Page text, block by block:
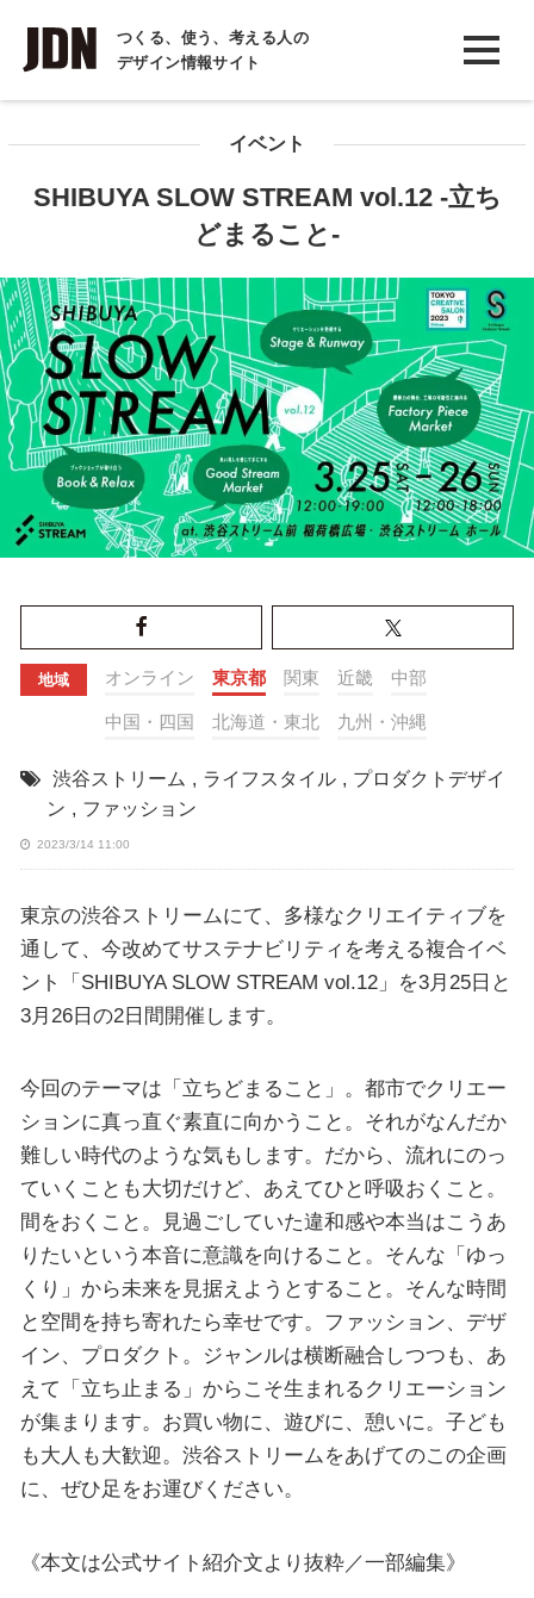
つくる、使う、考える人の
デザイン情報サイト
INTERVIEW
インタビュー
イベント
SHIBUYA SLOW STREAM vol.12 -立ち
どまること-
地域 オンライン 東京都 関東 近畿 中部
中国・四国 北海道・東北 九州・沖縄
渋谷ストリーム , ライフスタイル , プロダクトデザイ
ン , ファッション
2023/3/14 11:00
東京の渋谷ストリームにて、多様なクリエイティブを
通して、今改めてサステナビリティを考える複合イベ
ント「SHIBUYA SLOW STREAM vol.12」を3月25日と
3月26日の2日間開催します。
今回のテーマは「立ちどまること」。都市でクリエー
ションに真っ直ぐ素直に向かうこと。それがなんだか
難しい時代のような気もします。だから、流れにのっ
ていくことも大切だけど、あえてひと呼吸おくこと。
間をおくこと。見過ごしていた違和感や本当はこうあ
りたいという本音に意識を向けること。そんな「ゆっ
くり」から未来を見据えようとすること。そんな時間
と空間を持ち寄れたら幸せです。ファッション、デザ
イン、プロダクト。ジャンルは横断融合しつつも、あ
えて「立ち止まる」からこそ生まれるクリエーション
が集まります。お買い物に、遊びに、憩いに。子ども
も大人も大歓迎。渋谷ストリームをあげてのこの企画
に、ぜひ足をお運びください。
《本文は公式サイト紹介文より抜粋／一部編集》